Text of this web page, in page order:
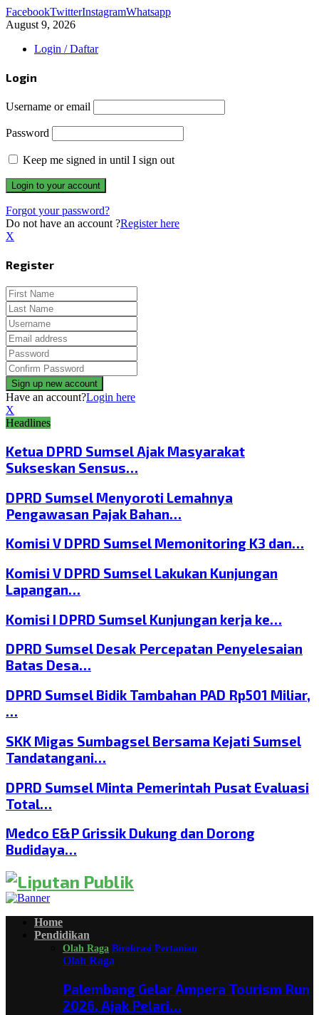
FacebookTwitterInstagramWhatsapp
August 9, 2026
Login / Daftar
Login
Username or email
Password
Keep me signed in until I sign out
Forgot your password?
Do not have an account ?Register here
X
Register
Have an account?Login here
X
Headlines
Ketua DPRD Sumsel Ajak Masyarakat
Sukseskan Sensus…
DPRD Sumsel Menyoroti Lemahnya
Pengawasan Pajak Bahan…
Komisi V DPRD Sumsel Memonitoring K3 dan…
Komisi V DPRD Sumsel Lakukan Kunjungan
Lapangan…
Komisi I DPRD Sumsel Kunjungan kerja ke…
DPRD Sumsel Desak Percepatan Penyelesaian
Batas Desa…
DPRD Sumsel Bidik Tambahan PAD Rp501 Miliar,
…
SKK Migas Sumbagsel Bersama Kejati Sumsel
Tandatangani…
DPRD Sumsel Minta Pemerintah Pusat Evaluasi
Total…
Medco E&P Grissik Dukung dan Dorong
Budidaya…
Home
Pendidikan
Olah Raga Birokrasi Pertanian
Olah Raga
Palembang Gelar Ampera Tourism Run
2026, Ajak Pelari…